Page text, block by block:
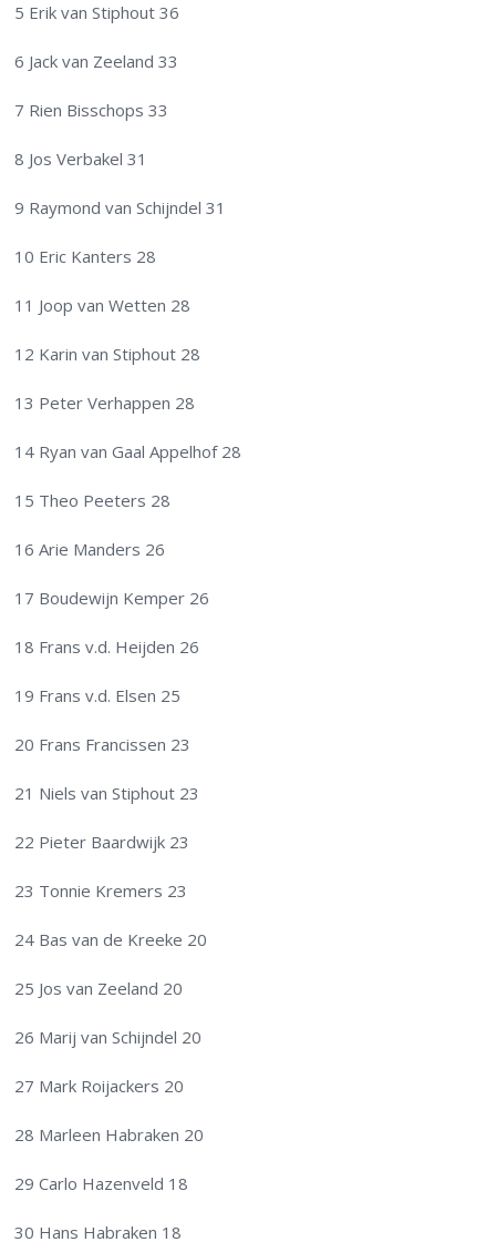
5 Erik van Stiphout 36
6 Jack van Zeeland 33
7 Rien Bisschops 33
8 Jos Verbakel 31
9 Raymond van Schijndel 31
10 Eric Kanters 28
11 Joop van Wetten 28
12 Karin van Stiphout 28
13 Peter Verhappen 28
14 Ryan van Gaal Appelhof 28
15 Theo Peeters 28
16 Arie Manders 26
17 Boudewijn Kemper 26
18 Frans v.d. Heijden 26
19 Frans v.d. Elsen 25
20 Frans Francissen 23
21 Niels van Stiphout 23
22 Pieter Baardwijk 23
23 Tonnie Kremers 23
24 Bas van de Kreeke 20
25 Jos van Zeeland 20
26 Marij van Schijndel 20
27 Mark Roijackers 20
28 Marleen Habraken 20
29 Carlo Hazenveld 18
30 Hans Habraken 18